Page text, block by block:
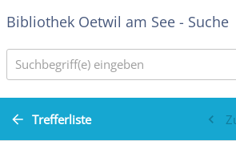
Bibliothek Oetwil am See - Suche
Suchbegriff(e) eingeben
Trefferliste